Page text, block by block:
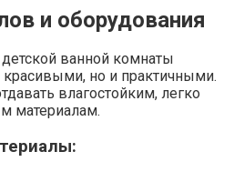
и оборудования
ванной комнаты
но и практичными.
влагостойким, легко
материалам.